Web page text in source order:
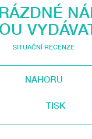
SITUAČNÍ RECENZE
NAHORU
TISK